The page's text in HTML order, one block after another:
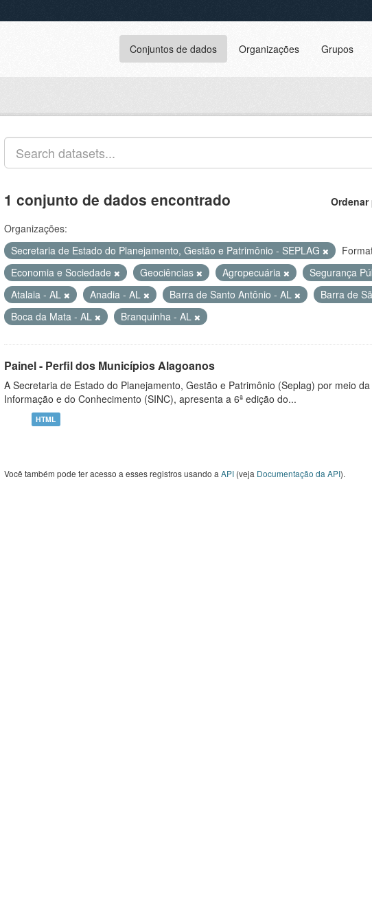
Conjuntos de dados Organizações Grupos
Ordenar
1 conjunto de dados encontrado
Organizações:
Secretaria de Estado do Planejamento, Gestão e Patrimônio - SEPLAG
Economia e Sociedade
Geociências Agropecuária Segurança
Atalaia - AL
Anadia - AL Barra de Santo Antônio - AL
Barra de
Boca da Mata - AL
Branquinha - AL
Painel - Perfil dos Municípios Alagoanos
A Secretaria de Estado do Planejamento, Gestão e Patrimônio (Seplag) por meio
Informação e do Conhecimento (SINC), apresenta a 6ª edição do...
HTML
Você também pode ter acesso a esses registros usando a API (veja Documentação da API).